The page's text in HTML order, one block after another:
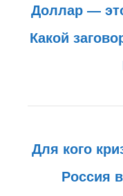
Доллар —
Какой
Для кого
Россия